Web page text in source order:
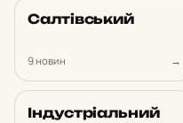
Сал­тів­ський
9 новин →
Ін­дус­трі­аль­ний